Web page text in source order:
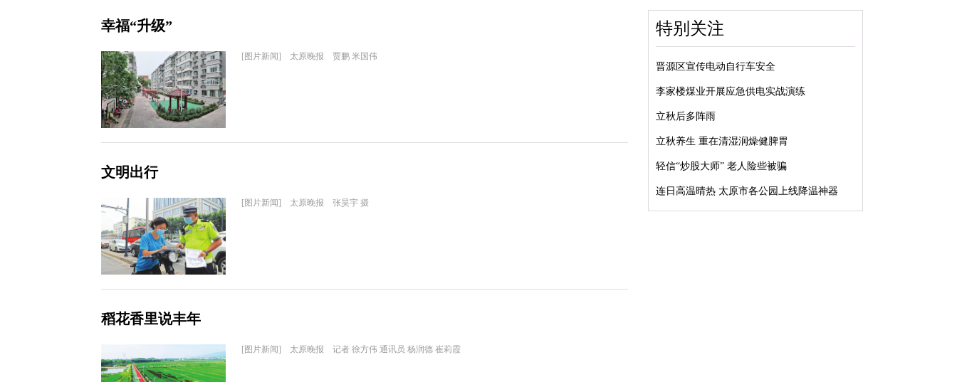
幸福“升级”
[图片新闻] 太原晚报 贾鹏 米国伟
文明出行
[图片新闻] 太原晚报 张昊宇 摄
稻花香里说丰年
[图片新闻] 太原晚报 记者 徐方伟 通讯员 杨润德 崔莉霞
特别关注
晋源区宣传电动自行车安全
李家楼煤业开展应急供电实战演练
立秋后多阵雨
立秋养生 重在清湿润燥健脾胃
轻信“炒股大师” 老人险些被骗
连日高温晴热 太原市各公园上线降温神器